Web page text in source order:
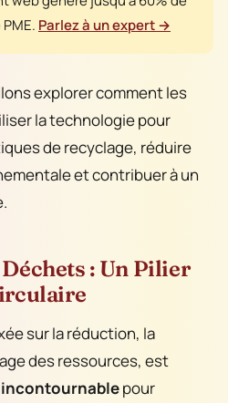
Parlez à un expert →
explorer comment les
la technologie pour
de recyclage, réduire
et contribuer à un
: Un Pilier
sur la réduction, la
des ressources, est
pour